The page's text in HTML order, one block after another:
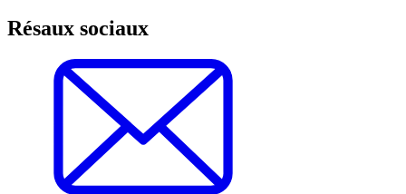
Résaux sociaux